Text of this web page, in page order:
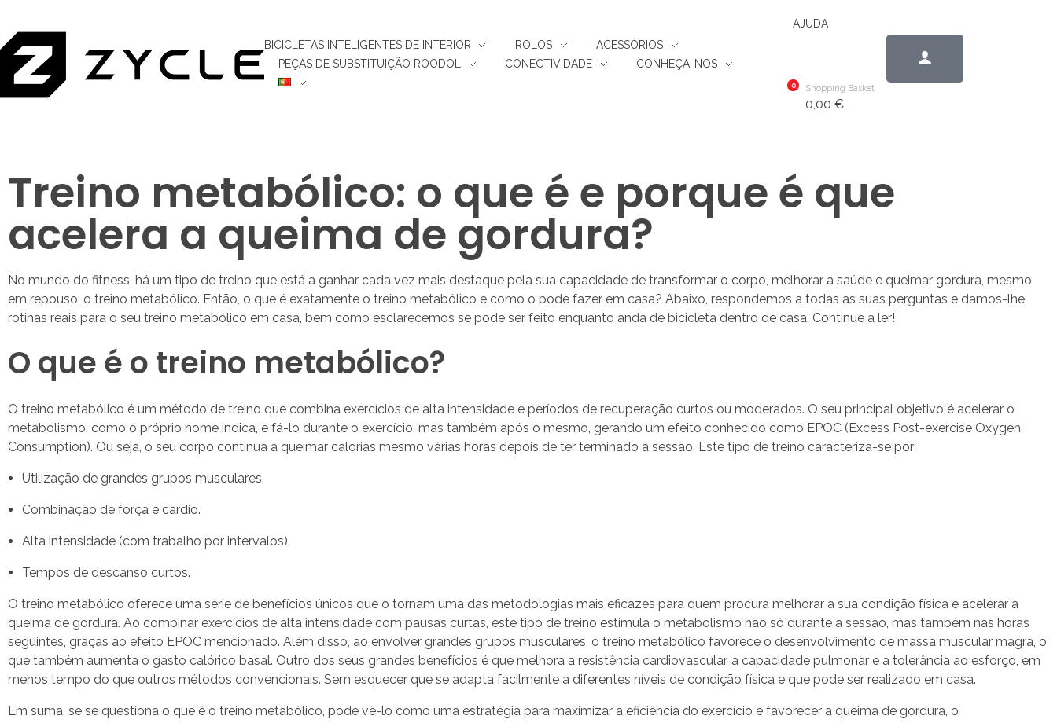
BICICLETAS INTELIGENTES DE INTERIOR ROLOS
ACESSÓRIOS
PEÇAS DE SUBSTITUIÇÃO ROODOL
CONECTIVIDADE CONHEÇA-NOS
AJUDA
0 Shopping Basket
0,00 €
Treino metabólico: o que é e porque é que
acelera a queima de gordura?
No mundo do fitness, há um tipo de treino que está a ganhar cada vez mais destaque pela sua capacidade de transformar o corpo, melhorar a saúde e queimar gordura, mesmo
em repouso: o treino metabólico. Então, o que é exatamente o treino metabólico e como o pode fazer em casa? Abaixo, respondemos a todas as suas perguntas e damos-lhe
rotinas reais para o seu treino metabólico em casa, bem como esclarecemos se pode ser feito enquanto anda de bicicleta dentro de casa. Continue a ler!
O que é o treino metabólico?
O treino metabólico é um método de treino que combina exercícios de alta intensidade e períodos de recuperação curtos ou moderados. O seu principal objetivo é acelerar o
metabolismo, como o próprio nome indica, e fá-lo durante o exercício, mas também após o mesmo, gerando um efeito conhecido como EPOC (Excess Post-exercise Oxygen
Consumption). Ou seja, o seu corpo continua a queimar calorias mesmo várias horas depois de ter terminado a sessão. Este tipo de treino caracteriza-se por:
Utilização de grandes grupos musculares.
Combinação de força e cardio.
Alta intensidade (com trabalho por intervalos).
Tempos de descanso curtos.
O treino metabólico oferece uma série de benefícios únicos que o tornam uma das metodologias mais eficazes para quem procura melhorar a sua condição física e acelerar a
queima de gordura. Ao combinar exercícios de alta intensidade com pausas curtas, este tipo de treino estimula o metabolismo não só durante a sessão, mas também nas horas
seguintes, graças ao efeito EPOC mencionado. Além disso, ao envolver grandes grupos musculares, o treino metabólico favorece o desenvolvimento de massa muscular magra, o
que também aumenta o gasto calórico basal. Outro dos seus grandes benefícios é que melhora a resistência cardiovascular, a capacidade pulmonar e a tolerância ao esforço, em
menos tempo do que outros métodos convencionais. Sem esquecer que se adapta facilmente a diferentes níveis de condição física e que pode ser realizado em casa.
Em suma, se se questiona o que é o treino metabólico, pode vê-lo como uma estratégia para maximizar a eficiência do exercício e favorecer a queima de gordura, o